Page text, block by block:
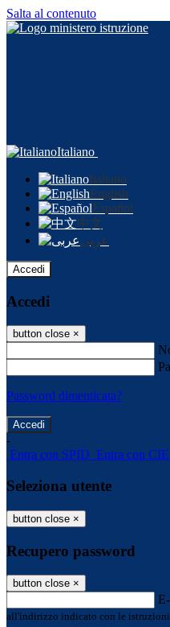
Salta al contenuto
Italiano
Italiano
English
Español
中文
عربى
Accedi
Accedi
button close ×
Password dimenticata?
-
Entra con SPID Entra con CIE
Seleziona utente
button close ×
Recupero password
button close ×
all'indirizzo indicato con le istruzioni